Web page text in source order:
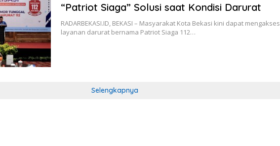
“Patriot Siaga” Solusi saat Kondisi Darurat
RADARBEKASI.ID, BEKASI – Masyarakat Kota Bekasi kini dapat mengakses
layanan darurat bernama Patriot Siaga 112…
Selengkapnya